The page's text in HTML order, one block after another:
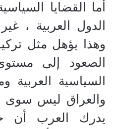
أما القضايا
الدول العربية ،
وهذا يؤهل مثل
الصعود إلى
السياسية
والعراق ليس سوى
يدرك العرب أن